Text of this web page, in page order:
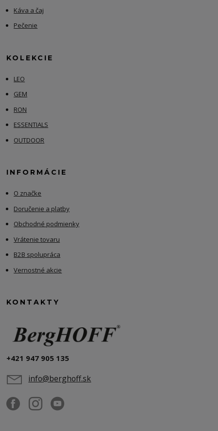
Káva a čaj
Pečenie
KOLEKCIE
LEO
GEM
RON
ESSENTIALS
OUTDOOR
INFORMÁCIE
O značke
Doručenie a platby
Obchodné podmienky
Vrátenie tovaru
B2B spolupráca
Vernostné akcie
KONTAKTY
+421 947 905 135
info@berghoff.sk